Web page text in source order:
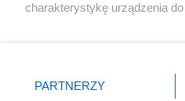
charakterystykę urządzenia
zmienić/wycofać klikając
znajdujący się w lewym
PARTNERZY